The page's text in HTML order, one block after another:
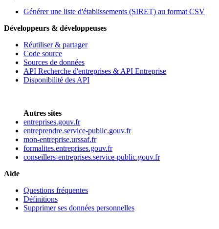
Générer une liste d'établissements (SIRET) au format CSV
Développeurs & développeuses
Réutiliser & partager
Code source
Sources de données
API Recherche d'entreprises & API Entreprise
Disponibilité des API
Autres sites
entreprises.gouv.fr
entreprendre.service-public.gouv.fr
mon-entreprise.urssaf.fr
formalites.entreprises.gouv.fr
conseillers-entreprises.service-public.gouv.fr
Aide
Questions fréquentes
Définitions
Supprimer ses données personnelles